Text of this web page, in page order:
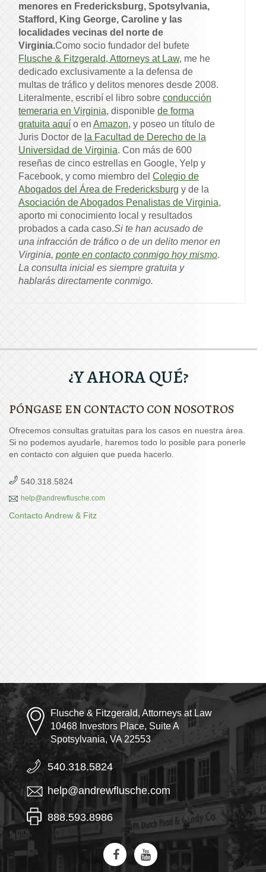
menores en Fredericksburg, Spotsylvania,
Stafford, King George, Caroline y las
localidades vecinas del norte de
Virginia.Como socio fundador del bufete
Flusche & Fitzgerald, Attorneys at Law, me he
dedicado exclusivamente a la defensa de
multas de tráfico y delitos menores desde 2008.
Literalmente, escribí el libro sobre conducción
temeraria en Virginia, disponible de forma
gratuita aquí o en Amazon, y poseo un título de
Juris Doctor de la Facultad de Derecho de la
Universidad de Virginia. Con más de 600
reseñas de cinco estrellas en Google, Yelp y
Facebook, y como miembro del Colegio de
Abogados del Área de Fredericksburg y de la
Asociación de Abogados Penalistas de Virginia,
aporto mi conocimiento local y resultados
probados a cada caso.Si te han acusado de
una infracción de tráfico o de un delito menor en
Virginia, ponte en contacto conmigo hoy mismo.
La consulta inicial es siempre gratuita y
hablarás directamente conmigo.
¿Y AHORA QUÉ?
PÓNGASE EN CONTACTO CON NOSOTROS
Ofrecemos consultas gratuitas para los casos en nuestra área.
Si no podemos ayudarle, haremos todo lo posible para ponerle
en contacto con alguien que pueda hacerlo.
540.318.5824
help@andrewflusche.com
Contacto Andrew & Fitz
Flusche & Fitzgerald, Attorneys at Law
10468 Investors Place, Suite A
Spotsylvania, VA 22553
540.318.5824
help@andrewflusche.com
888.593.8986